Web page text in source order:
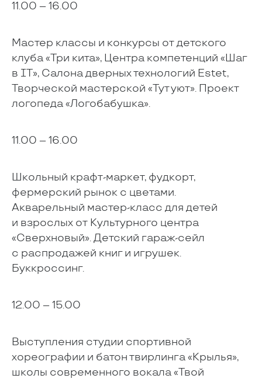
11.00 – 16.00
Мастер классы и конкурсы от детского
клуба «Три кита», Центра компетенций «Шаг
в IT», Салона дверных технологий Estet,
Творческой мастерской «Тут уют». Проект
логопеда «Логобабушка».
11.00 – 16.00
Школьный крафт-маркет, фудкорт,
фермерский рынок с цветами.
Акварельный мастер-класс для детей
и взрослых от Культурного центра
«Сверхновый». Детский гараж-сейл
с распродажей книг и игрушек.
Буккроссинг.
12.00 – 15.00
Выступления студии спортивной
хореографии и батон твирлинга «Крылья»,
школы современного вокала «Твой